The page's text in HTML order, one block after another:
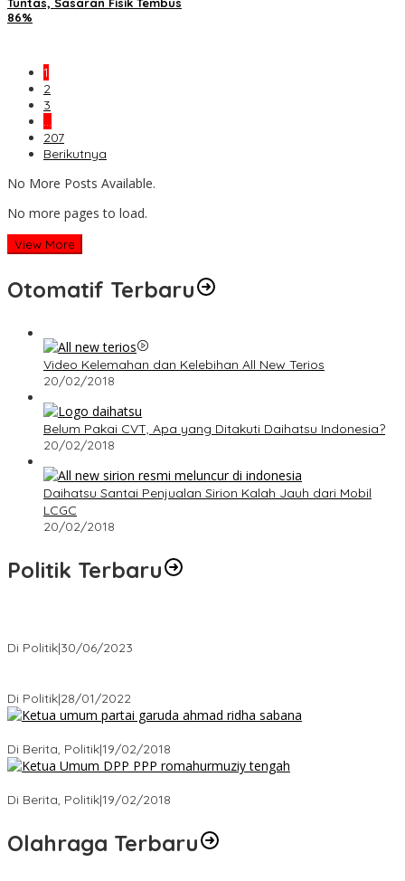
86%
1
2
3
…
207
Berikutnya
No More Posts Available.
No more pages to load.
View More
Otomatif Terbaru
Video Kelemahan dan Kelebihan All New Terios
20/02/2018
Belum Pakai CVT, Apa yang Ditakuti Daihatsu Indonesia?
20/02/2018
Daihatsu Santai Penjualan Sirion Kalah Jauh dari Mobil
LCGC
20/02/2018
Politik Terbaru
Di Politik|30/06/2023
Di Politik|28/01/2022
Di Berita, Politik|19/02/2018
Di Berita, Politik|19/02/2018
Olahraga Terbaru